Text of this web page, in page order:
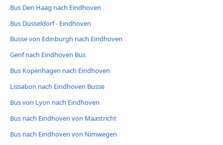
Bus Den Haag nach Eindhoven
Bus Düsseldorf - Eindhoven
Busse von Edinburgh nach Eindhoven
Genf nach Eindhoven Bus
Bus Kopenhagen nach Eindhoven
Lissabon nach Eindhoven Busse
Bus von Lyon nach Eindhoven
Bus nach Eindhoven von Maastricht
Bus nach Eindhoven von Nimwegen